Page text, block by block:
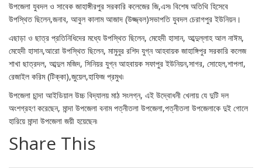
উপজেলা যুবদল ও সাবেক জাহাঙ্গীরপুর সরকারি কলেজের জি,এস৷ বিশেষ অতিথি হিসেবে
উপস্থিত ছিলেন,জনাব, আবুল কালাম আজাদ (উজ্জ্বল)সভাপতি যুবদল চেরাগপুর ইউনিয়ন।
এছাড়া ও ছাত্র প্রতিনিধিদের মধ্যে উপস্থিত ছিলেন, মেহেদী হাসান, আব্দুল্লাহ আল নাঈম,
মেহেদী হাসান,আরো উপস্থিত ছিলেন, মামুনুর রশিদ যুগ্ন আহবায়ক জাহাঙ্গিপুর সরকারি কলেজ
শাখা ছাত্রদল, আব্দুল মজিদ, সিনিয়র যুগ্ন আহবায়ক সফাপুর ইউনিয়ন,সাগর, সোহেল,শাপলা,
রেজাইল করিম (টিক্কা),জুয়েল,হাফিজ প্রমুখ৷
উপজেলা চান্দা আইডিয়াল উচ্চ বিদ্যালয় মাঠ সংলগ্ন, এই উদ্বোধনী খেলায় যে দুটি দল
অংশগ্রহণ করেছেন, মান্দা উপজেলা বনাম পত্নীতলা উপজেলা,পত্নীতলা উপজেলাকে দুই গোলে
হারিয়ে মান্দা উপজেলা জয়ী হয়েছেন৷
Share This